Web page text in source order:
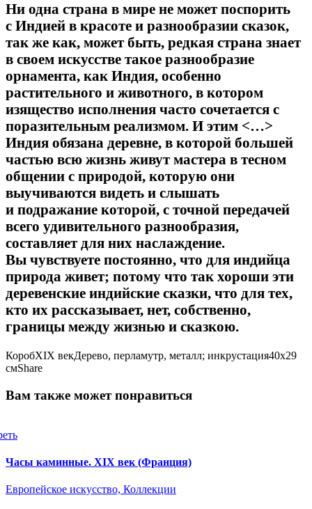
Ни одна страна в мире не может поспорить
с Индией в красоте и разнообразии сказок,
так же как, может быть, редкая страна знает
в своем искусстве такое разнообразие
орнамента, как Индия, особенно
растительного и животного, в котором
изящество исполнения часто сочетается с
поразительным реализмом. И этим ˂…˃
Индия обязана деревне, в которой большей
частью всю жизнь живут мастера в тесном
общении с природой, которую они
выучиваются видеть и слышать
и подражание которой, с точной передачей
всего удивительного разнообразия,
составляет для них наслаждение.
Вы чувствуете постоянно, что для индийца
природа живет; потому что так хороши эти
деревенские индийские сказки, что для тех,
кто их рассказывает, нет, собственно,
границы между жизнью и сказкою.
КоробXIX векДерево, перламутр, металл; инкрустация40x29
смShare
Вам также может понравиться
Часы каминные. XIX век (Франция)
Европейское искусство, Коллекции